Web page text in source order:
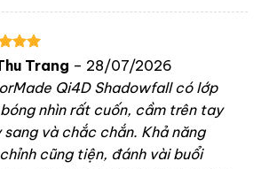
xếpTrang – 28/07/2026
Qi4D Shadowfall có lớp
nhìn rất cuốn, cầm trên tay
sang và chắc chắn. Khả năng
cũng tiện, đánh vài buổi